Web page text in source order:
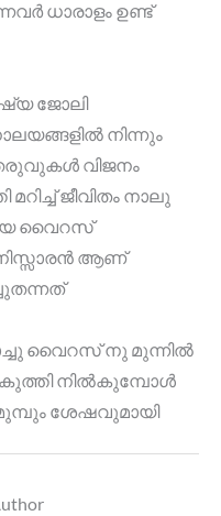
ധാരാളം ഉണ്ട്
ജോലി
നിന്നും
വിജനം
ജീവിതം നാലു
വൈറസ്
ആണ്
വൈറസ് നു മുന്നിൽ
നിൽകുമ്പോൾ
ശേഷവുമായി